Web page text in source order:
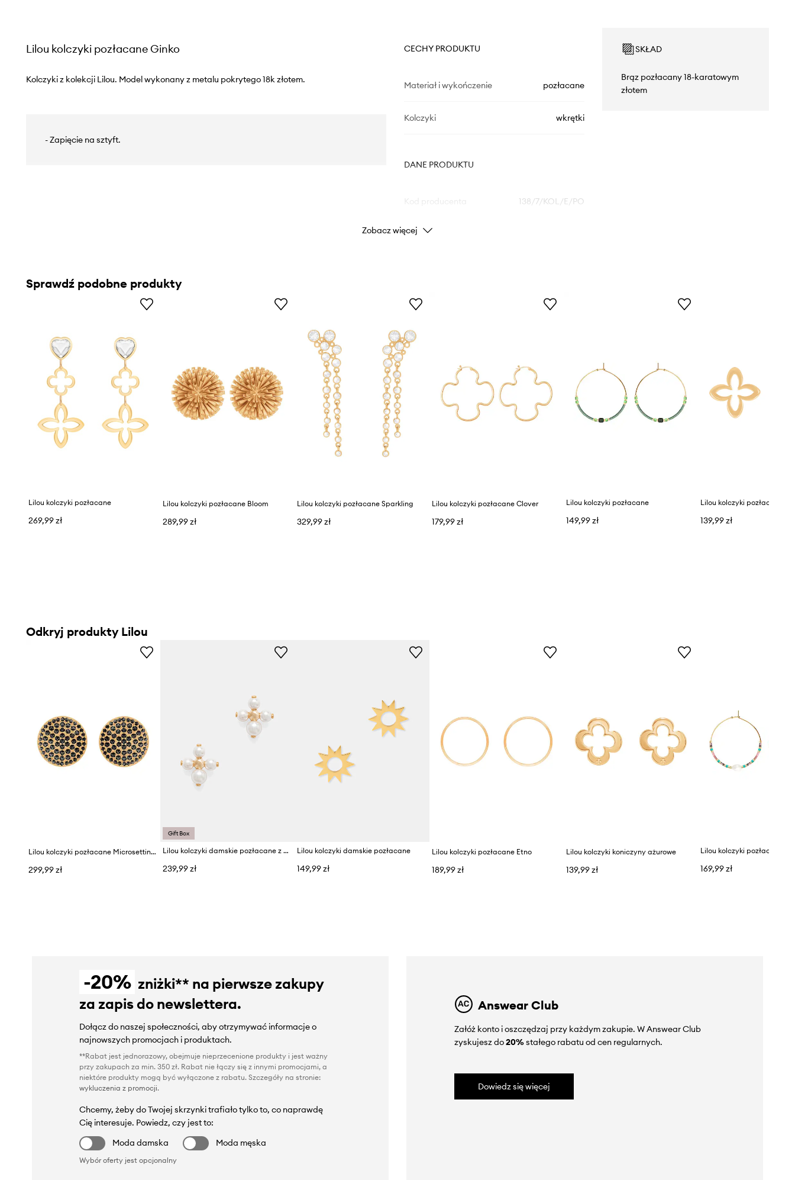
Lilou kolczyki pozłacane Ginko
Kolczyki z kolekcji Lilou. Model wykonany z metalu pokrytego 18k złotem.
- Zapięcie na sztyft.
CECHY PRODUKTU
Materiał i wykończenie pozłacane
Kolczyki wkrętki
DANE PRODUKTU
138/7/KOL/E/PO
Kolor
Producent
ID Produktu
SKŁAD
Brąz pozłacany 18-karatowym
złotem
Zobacz więcej
Sprawdź podobne produkty
Lilou kolczyki pozłacane
269,99 zł
Lilou kolczyki pozłacane Bloom
289,99 zł
Lilou kolczyki pozłacane Sparkling
329,99 zł
Lilou kolczyki pozłacane Clover
179,99 zł
Lilou kolczyki pozłacane
149,99 zł
Lilou kolczyki pozłacane
139,99 zł
Odkryj produkty Lilou
Lilou kolczyki pozłacane Microsetting
299,99 zł
Gift Box
Lilou kolczyki damskie pozłacane z masą perłową
239,99 zł
Lilou kolczyki damskie pozłacane
149,99 zł
Lilou kolczyki pozłacane Etno
189,99 zł
Lilou kolczyki koniczyny ażurowe
139,99 zł
Lilou kolczyki pozłacane
169,99 zł
-20% zniżki** na pierwsze zakupy
za zapis do newslettera.
Dołącz do naszej społeczności, aby otrzymywać informacje o
najnowszych promocjach i produktach.
**Rabat jest jednorazowy, obejmuje nieprzecenione produkty i jest ważny
przy zakupach za min. 350 zł. Rabat nie łączy się z innymi promocjami, a
niektóre produkty mogą być wyłączone z rabatu. Szczegóły na stronie:
wykluczenia z promocji.
Chcemy, żeby do Twojej skrzynki trafiało tylko to, co naprawdę
Cię interesuje. Powiedz, czy jest to:
Moda damska
Moda męska
Wybór oferty jest opcjonalny
Answear Club
Załóż konto i oszczędzaj przy każdym zakupie. W Answear Club
zyskujesz do20%stałego rabatu od cen regularnych.
Dowiedz się więcej